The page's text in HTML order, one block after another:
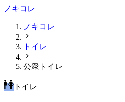
ノキコレ
ノキコレ
トイレ
公衆トイレ
トイレ